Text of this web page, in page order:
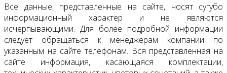
Все данные, представленные на сайте, носят сугубо
информационный характер и не являются
исчерпывающими. Для более подробной информации
следует обращаться к менеджерам компании по
указанным на сайте телефонам. Вся представленная на
сайте информация, касающаяся комплектации,